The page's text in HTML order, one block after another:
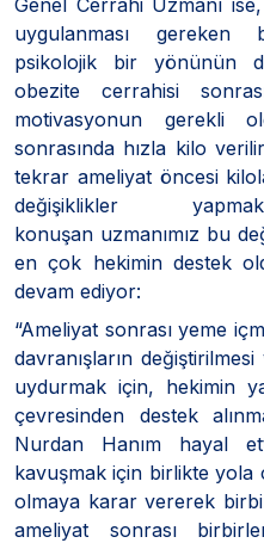
uygulanması gereken
psikolojik bir yönünün
obezite cerrahisi
motivasyonun gerekli
sonrasında hızla kilo
tekrar ameliyat öncesi
değişiklikler
konuşan uzmanımız bu
en çok hekimin destek
devam ediyor:
“Ameliyat sonrası yeme
davranışların
uydurmak için, hekimin
çevresinden destek
Nurdan Hanım hayal
kavuşmak için birlikte yola
olmaya karar vererek
ameliyat sonrası